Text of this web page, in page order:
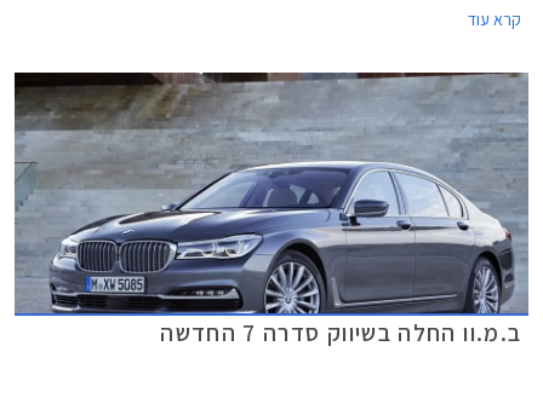
40% ביחס לדגם הפורש. עוד ניתן להבחין בסמל המותג במידות גדולות יותר,
ב.מ.וו להפחתת מקדם הגרר בעזרת זרימת אוויר חלקה יותר סביב המרכב.
קרא עוד
ב.מ.וו החלה בשיווק סדרה 7 החדשה